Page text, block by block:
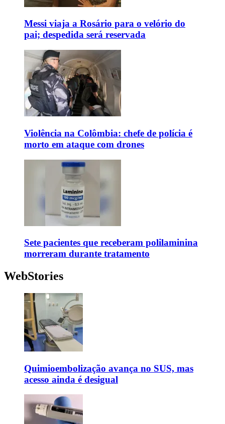
Messi viaja a Rosário para o velório do
pai; despedida será reservada
Violência na Colômbia: chefe de polícia é
morto em ataque com drones
Sete pacientes que receberam polilaminina
morreram durante tratamento
WebStories
Quimioembolização avança no SUS, mas
acesso ainda é desigual